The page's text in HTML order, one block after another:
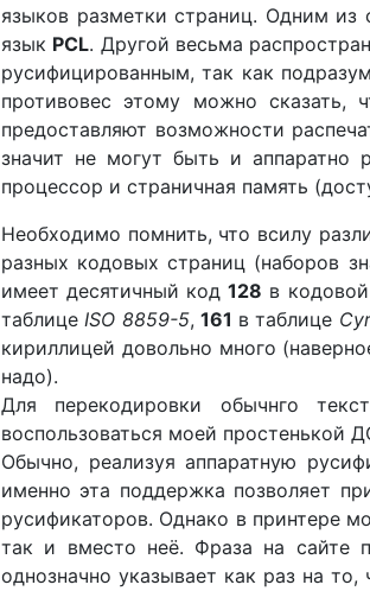
языков разметки страниц. Одним из
язык PCL. Другой весьма
русифицированным, так как
противовес этому можно сказать,
предоставляют возможности
значит не могут быть и аппаратно
процессор и страничная память
Необходимо помнить, что всилу
разных кодовых страниц (наборов
имеет десятичный код128 в
таблицеISO 8859-5, 161 в таблице
кириллицей довольно много
надо).
Для перекодировки обычнго
воспользоваться моей простенькой
Обычно, реализуя аппаратную
именно эта поддержка позволяет
русификаторов. Однако в принтере
так и вместо неё. Фраза на сайте
однозначно указывает как раз на